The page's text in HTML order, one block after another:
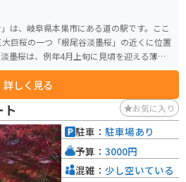
は、岐阜県本巣市にある道の駅です。ここ
巨桜の一つ「根尾谷淡墨桜」の近くに位置
されることでしょう。道の駅には、地元の
る売店や、食事処もあります。特に、地元
た料理がおすすめです。 バイクで訪
場にバイク専用のスペースがあるので利用
インディングロードが続くため、ツーリン
、桜の開花時期は交通量が多くなるので注
を伸ばせば、温泉施設もあるので、ゆった
しょう。
詳しく見る
お気に入り
駐車： 駐車場あり
予算： 3000円
混雑： 少し空いている